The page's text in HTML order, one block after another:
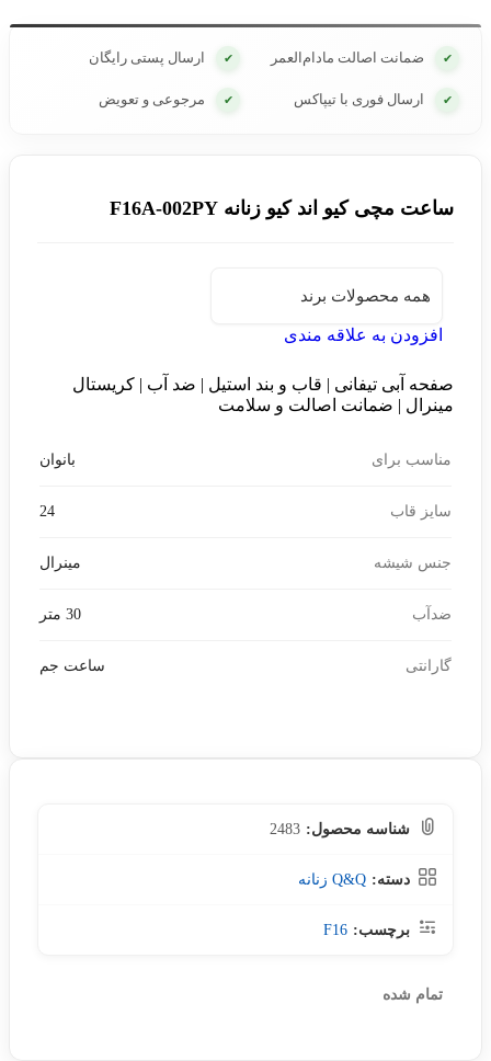
✔ ضمانت اصالت مادام‌العمر ✔ ارسال پستی رایگان
✔ ارسال فوری با تیپاکس ✔ مرجوعی و تعویض
ساعت مچی کیو اند کیو زنانه F16A-002PY
همه محصولات برند
افزودن به علاقه مندی
صفحه آبی تیفانی | قاب و بند استیل | ضد آب | کریستال
مینرال | ضمانت اصالت و سلامت
مناسب برای بانوان
سایز قاب 24
جنس شیشه مینرال
ضدآب 30 متر
گارانتی ساعت جم
شناسه محصول: 2483
دسته: Q&Q زنانه
برچسب: F16
تمام شده